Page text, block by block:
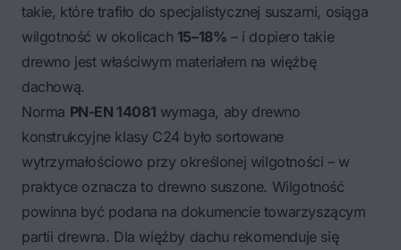
takie, które trafiło do specjalistycznej suszarni, osiąga
wilgotność w okolicach 15–18% – i dopiero takie
drewno jest właściwym materiałem na więźbę
dachową.
Norma PN-EN 14081 wymaga, aby drewno
konstrukcyjne klasy C24 było sortowane
wytrzymałościowo przy określonej wilgotności – w
praktyce oznacza to drewno suszone. Wilgotność
powinna być podana na dokumencie towarzyszącym
partii drewna. Dla więźby dachu rekomenduje się